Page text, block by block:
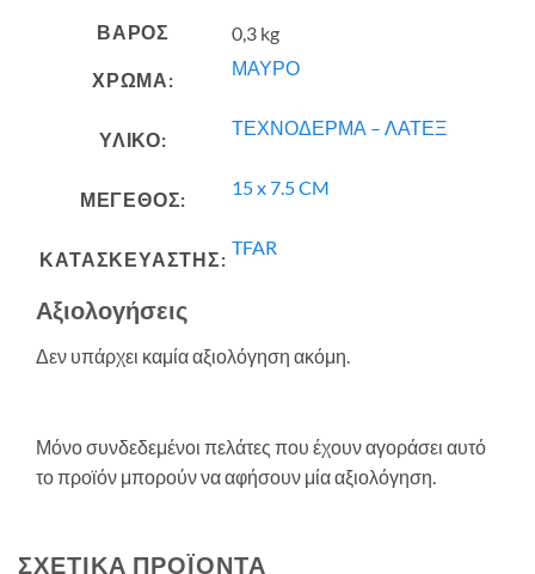
ΒΆΡΟΣ 0,3 kg
ΧΡΩΜΑ:
ΜΑΥΡΟ
ΥΛΙΚΟ:
ΤΕΧΝΟΔΕΡΜΑ – ΛΑΤΕΞ
ΜΕΓΕΘΟΣ:
15 x 7.5 CM
ΚΑΤΑΣΚΕΥΑΣΤΗΣ:
TFAR
Αξιολογήσεις
Δεν υπάρχει καμία αξιολόγηση ακόμη.
Μόνο συνδεδεμένοι πελάτες που έχουν αγοράσει αυτό
το προϊόν μπορούν να αφήσουν μία αξιολόγηση.
ΣΧΕΤΙΚΆ ΠΡΟΪΌΝΤΑ